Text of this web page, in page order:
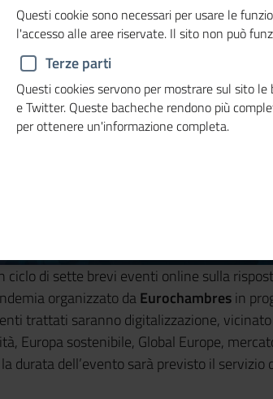
ciclo di sette brevi eventi online sulla
organizzato daEurochambresin
trattati saranno digitalizzazione,
Europa sostenibile, Global Europe,
durata dell’evento sarà previsto il
Questi cookie sono necessari per usare le
l'accesso alle aree riservate. Il sito non può
Terze parti
Questi cookies servono per mostrare sul sito
e Twitter. Queste bacheche rendono più
per ottenere un'informazione completa.